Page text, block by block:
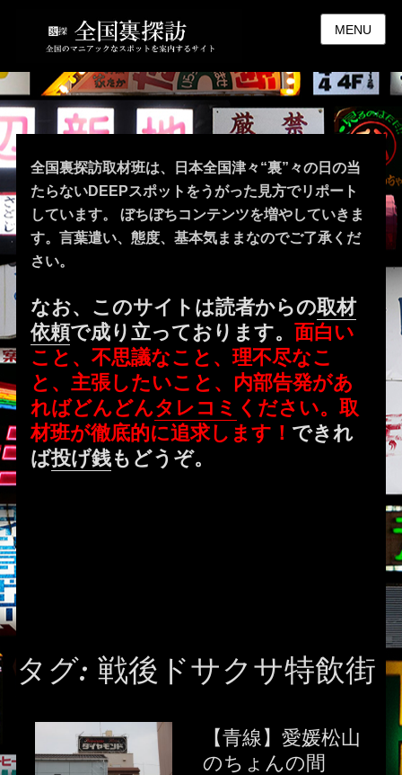
MENU
全国裏探訪取材班は、日本全国津々“裏”々の日の当
たらないDEEPスポットをうがった見方でリポート
しています。 ぼちぼちコンテンツを増やしていきま
す。言葉遣い、態度、基本気ままなのでご了承くだ
さい。
なお、このサイトは読者からの取材
依頼で成り立っております。面白い
こと、不思議なこと、理不尽なこ
と、主張したいこと、内部告発があ
ればどんどんタレコミ ください。取
材班が徹底的に追求します！ できれ
ば投げ銭もどうぞ。
タグ: 戦後ドサクサ特飲街
【青線】愛媛松山
のちょんの間